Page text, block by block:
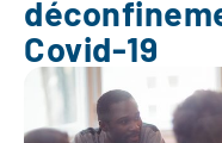
Covid-19